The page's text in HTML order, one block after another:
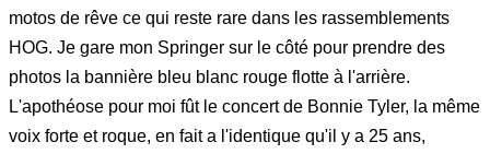
motos de rêve ce qui reste rare dans les rassemblements
HOG. Je gare mon Springer sur le côté pour prendre des
photos la bannière bleu blanc rouge flotte à l'arrière.
L'apothéose pour moi fût le concert de Bonnie Tyler, la même
voix forte et roque, en fait a l'identique qu'il y a 25 ans,